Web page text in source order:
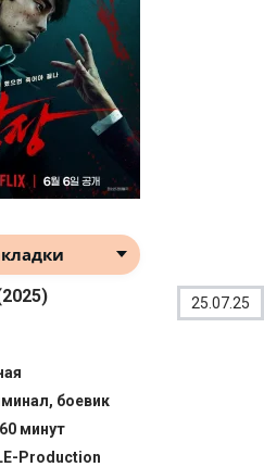
25.07.25
боевик
минут
Production